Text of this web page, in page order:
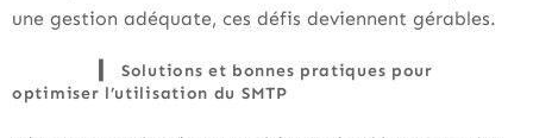
une gestion adéquate, ces défis deviennent gérables.
Solutions et bonnes pratiques pour
optimiser l’utilisation du SMTP